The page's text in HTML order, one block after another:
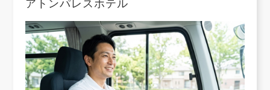
アトンパレスホテル